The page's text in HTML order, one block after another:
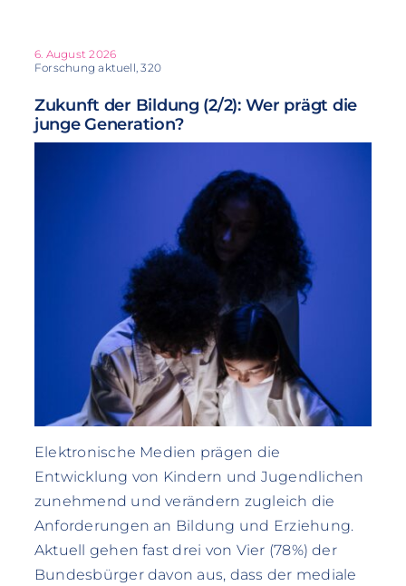
6. August 2026
Forschung aktuell, 320
Zukunft der Bildung (2/2): Wer prägt die
junge Generation?
Elektronische Medien prägen die
Entwicklung von Kindern und Jugendlichen
zunehmend und verändern zugleich die
Anforderungen an Bildung und Erziehung.
Aktuell gehen fast drei von Vier (78%) der
Bundesbürger davon aus, dass der mediale